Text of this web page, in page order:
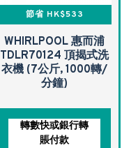
節省 HK$533
WHIRLPOOL 惠而浦
TDLR70124 頂揭式洗
衣機 (7公斤, 1000轉/
分鐘)
轉數快或銀行轉
賬付款